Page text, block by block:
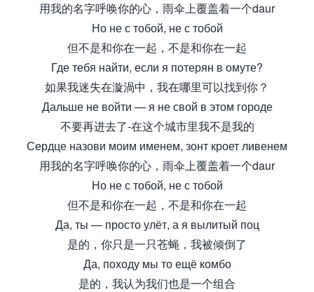
用我的名字呼唤你的心，雨伞上覆盖着一个daur
Но не с тобой, не с тобой
但不是和你在一起，不是和你在一起
Где тебя найти, если я потерян в омуте?
如果我迷失在漩渦中，我在哪里可以找到你？
Дальше не войти — я не свой в этом городе
不要再进去了-在这个城市里我不是我的
Сердце назови моим именем, зонт кроет ливенем
用我的名字呼唤你的心，雨伞上覆盖着一个daur
Но не с тобой, не с тобой
但不是和你在一起，不是和你在一起
Да, ты — просто улёт, а я вылитый поц
是的，你只是一只苍蝇，我被倾倒了
Да, походу мы то ещё комбо
是的，我认为我们也是一个组合